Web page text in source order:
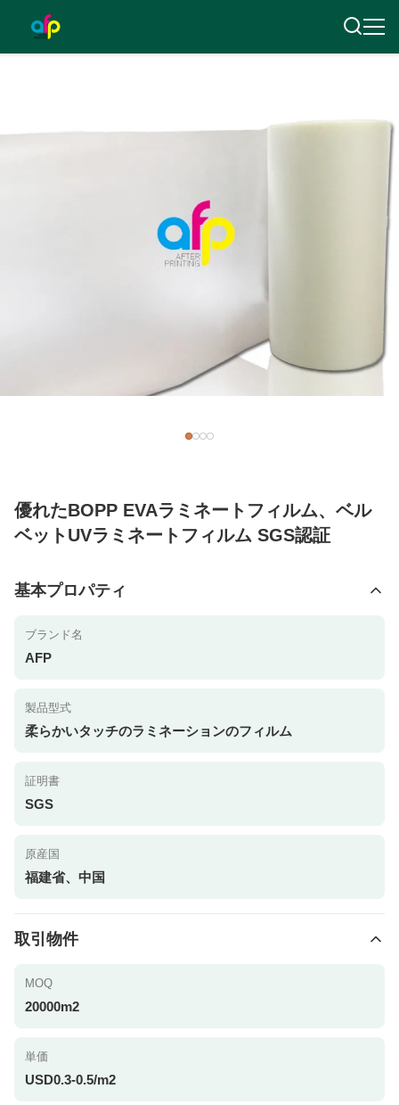
優れたBOPP EVAラミネートフィルム、ベル
ベットUVラミネートフィルム SGS認証
基本プロパティ
ブランド名
AFP
製品型式
柔らかいタッチのラミネーションのフィルム
証明書
SGS
原産国
福建省、中国
取引物件
MOQ
20000m2
単価
USD0.3-0.5/m2